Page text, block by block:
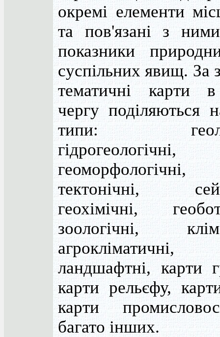
окремі елементи
та пов'язані з
показники
суспільних явищ. За
тематичні карти
чергу поділяються
типи:
гідрогеологічні,
геоморфологічні,
тектонічні,
геохімічні,
зоологічні,
агрокліматичні,
ландшафтні, карти
карти рельєфу,
карти
багато інших.